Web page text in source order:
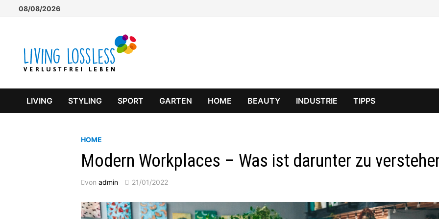
08/08/2026
LIVING STYLING SPORT GARTEN HOME BEAUTY INDUSTRIE TIPPS
HOME
Modern Workplaces – Was ist darunter zu
vonadmin 21/01/2022